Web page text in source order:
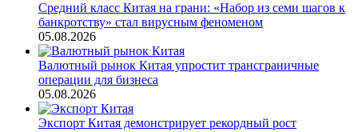
Средний класс Китая на грани: «Набор из семи шагов к
банкротству» стал вирусным феноменом
05.08.2026
Валютный рынок Китая упростит трансграничные
операции для бизнеса
05.08.2026
Экспорт Китая демонстрирует рекордный рост